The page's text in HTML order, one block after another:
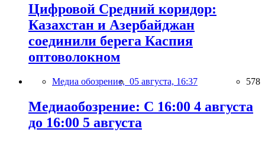
Цифровой Средний коридор:
Казахстан и Азербайджан
соединили берега Каспия
оптоволокном
Медиа обозрение, 05 августа, 16:37 578
Медиаобозрение: С 16:00 4 августа
до 16:00 5 августа